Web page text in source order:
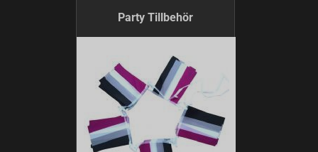
Party Tillbehör